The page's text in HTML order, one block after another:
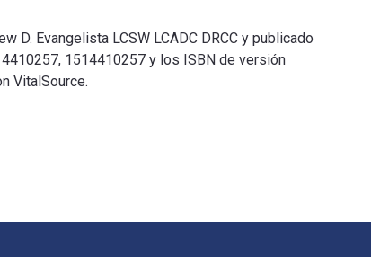
D. Evangelista LCSW LCADC DRCC y publicado
1514410257 y los ISBN de versión
VitalSource.